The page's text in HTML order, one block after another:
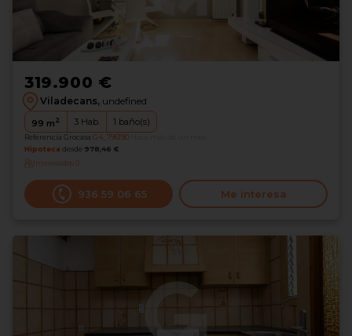
319.900 €
Viladecans, undefined
99 m2 3 Hab. 1 baño(s)
Referencia Grocasa G4_796190
Hipoteca desde 978,46 €
Interesados0
936 59 06 65 Me interesa